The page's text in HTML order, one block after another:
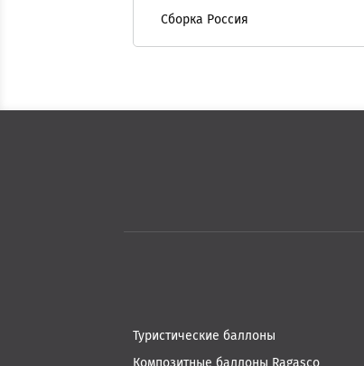
Сборка Россия
Туристические баллоны
Композитные баллоны Ragasco